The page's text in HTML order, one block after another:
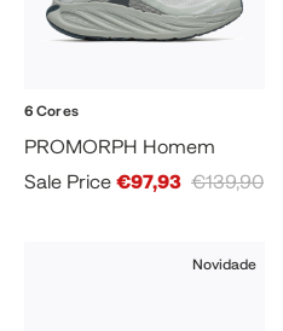
6 Cores
PROMORPH Homem
Sale Price €97,93 €139,90
Novidade